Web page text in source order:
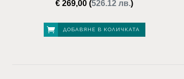
€ 269,00 (526.12 лв.)
ДОБАВЯНЕ В КОЛИЧКАТА